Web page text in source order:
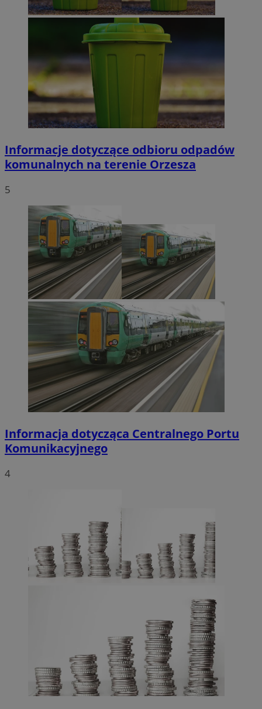
Informacje dotyczące odbioru odpadów
komunalnych na terenie Orzesza
5
Informacja dotycząca Centralnego Portu
Komunikacyjnego
4